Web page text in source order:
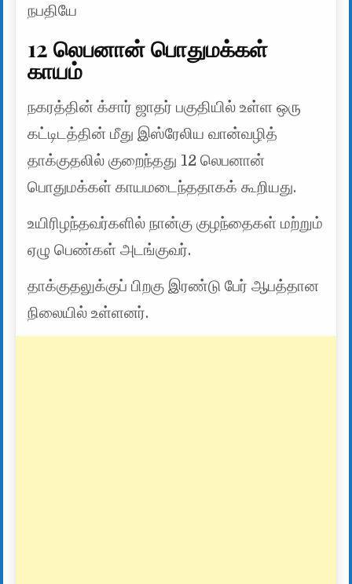
நபதியே
12 லெபனான் பொதுமக்கள்
காயம்
நகரத்தின் க்சார் ஜாதர் பகுதியில் உள்ள ஒரு
கட்டிடத்தின் மீது இஸ்ரேலிய வான்வழித்
தாக்குதலில் குறைந்தது 12 லெபனான்
பொதுமக்கள் காயமடைந்ததாகக் கூறியது.
உயிரிழந்தவர்களில் நான்கு குழந்தைகள் மற்றும்
ஏழு பெண்கள் அடங்குவர்.
தாக்குதலுக்குப் பிறகு இரண்டு பேர் ஆபத்தான
நிலையில் உள்ளனர்.